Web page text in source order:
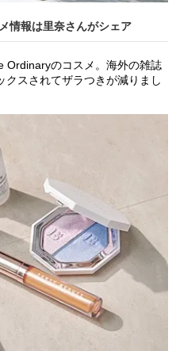
情報は里奈さんがシェア
Ordinaryのコスメ。海外の雑誌
クスされてザラつきが減りまし